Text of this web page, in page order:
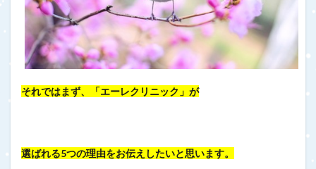
それではまず、「エーレクリニック」が
選ばれる5つの理由をお伝えしたいと思います。